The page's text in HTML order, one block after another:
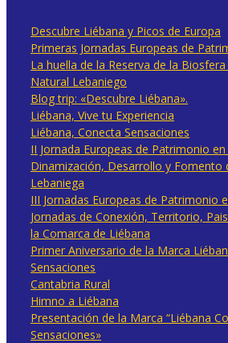
Descubre Liébana y Picos de Europa
Primeras Jornadas Europeas de
La huella de la Reserva de la
Natural Lebaniego
Blog trip: «Descubre Liébana».
Liébana, Vive tu Experiencia
Liébana, Conecta Sensaciones
II Jornada Europeas de Patrimonio
Dinamización, Desarrollo y Fomento
Lebaniega
III Jornadas Europeas de Patrimonio
Jornadas de Conexión, Territorio,
la Comarca de Liébana
Primer Aniversario de la Marca
Sensaciones
Cantabria Rural
Himno a Liébana
Presentación de la Marca “Liébana
Sensaciones»